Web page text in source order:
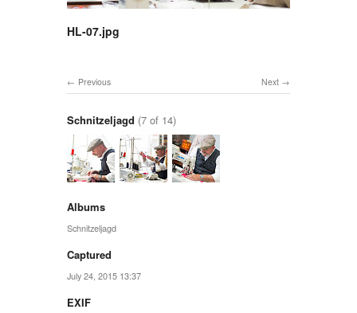
HL-07.jpg
Next
Previous
Schnitzeljagd (7 of 14)
Albums
Schnitzeljagd
Captured
July 24, 2015 13:37
EXIF